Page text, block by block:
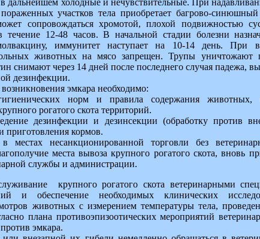
участков тела приобретает багрово-
сопровождаться хромотой, плохой подвижностью
течение 12-48 часов. В начальной стадии болезни
иммунитет наступает на 10-14 день. При
животных на мясо запрещен. Трупы уничтожают
снимают через 14 дней после последнего случая падежа,
дезинфекции.
эмкара необходимо:
норм и правила содержания животных,
рогатого скота территорий.
дезинфекции и дезинсекции (обработку против
приготовления кормов.
несанкционированной торговли без
места вывоза крупного рогатого скота, вновь
службы и администрации.
крупного рогатого скота ветеринарными
и обеспечение необходимых клинических
животных с измерением температуры тела,
плана противоэпизоотических мероприятий
эмкара.